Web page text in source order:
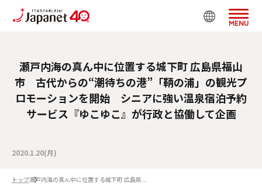
MENU
瀬戸内海の真ん中に位置する城下町 広島県福山
市 古代からの“潮待ちの港”「鞆の浦」の観光プ
ロモーションを開始 シニアに強い温泉宿泊予約
サービス『ゆこゆこ』が行政と協働して企画
2020.1.20(月)
トップ瀬戸内海の真ん中に位置する城下町 広島県...